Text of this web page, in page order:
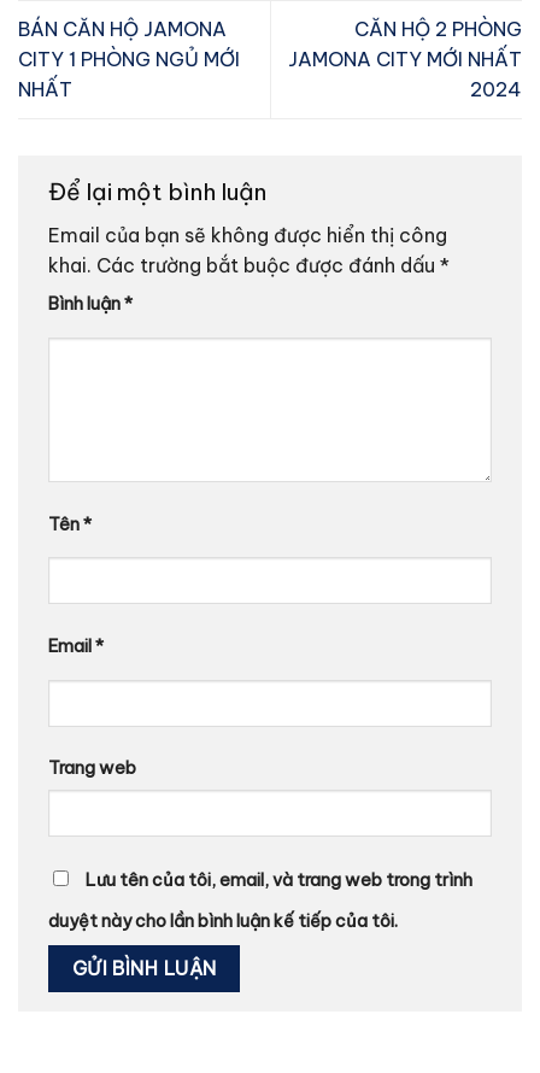
BÁN CĂN HỘ JAMONA
CITY 1 PHÒNG NGỦ MỚI
NHẤT
CĂN HỘ 2 PHÒNG
JAMONA CITY MỚI NHẤT
2024
Để lại một bình luận
Email của bạn sẽ không được hiển thị công
khai. Các trường bắt buộc được đánh dấu *
Bình luận*
Tên*
Email*
Trang web
Lưu tên của tôi, email, và trang web trong trình
duyệt này cho lần bình luận kế tiếp của tôi.